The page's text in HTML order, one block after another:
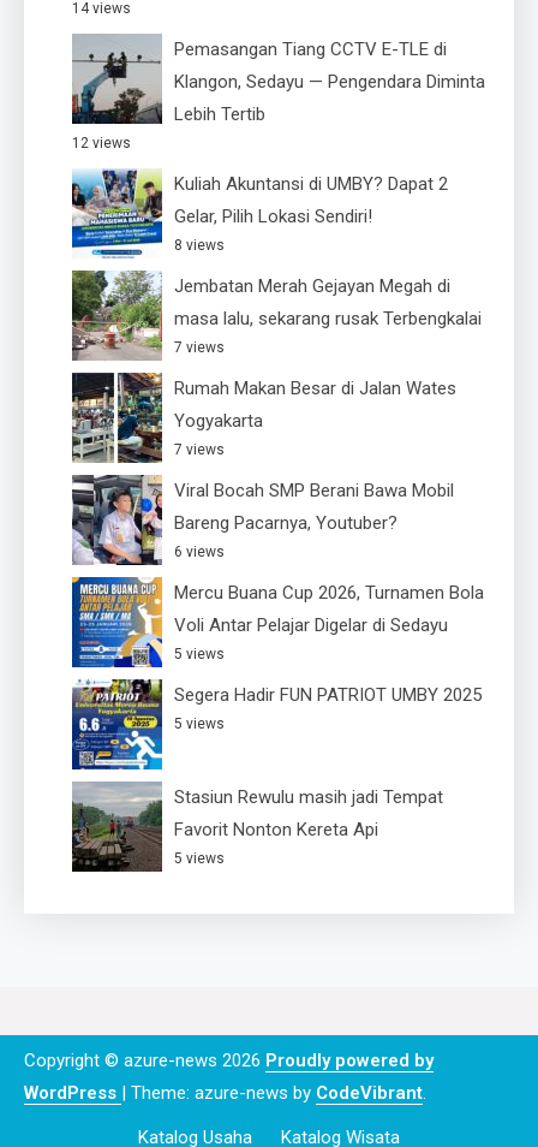
14 views
Pemasangan Tiang CCTV E-TLE di
Klangon, Sedayu — Pengendara Diminta
Lebih Tertib
12 views
Kuliah Akuntansi di UMBY? Dapat 2
Gelar, Pilih Lokasi Sendiri!
8 views
Jembatan Merah Gejayan Megah di
masa lalu, sekarang rusak Terbengkalai
7 views
Rumah Makan Besar di Jalan Wates
Yogyakarta
7 views
Viral Bocah SMP Berani Bawa Mobil
Bareng Pacarnya, Youtuber?
6 views
Mercu Buana Cup 2026, Turnamen Bola
Voli Antar Pelajar Digelar di Sedayu
5 views
Segera Hadir FUN PATRIOT UMBY 2025
5 views
Stasiun Rewulu masih jadi Tempat
Favorit Nonton Kereta Api
5 views
Copyright © azure-news 2026 Proudly powered by
WordPress | Theme: azure-news by CodeVibrant.
Katalog Usaha Katalog Wisata